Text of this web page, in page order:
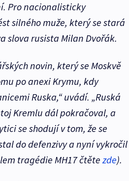
Pro nacionalisticky
silného muže, který se stará
slova rusista Milan Dvořák.
novin, který se Moskvě
po anexi Krymu, kdy
Ruska,“ uvádí. „Ruská
Kremlu dál pokračoval, a
se shodují v tom, že se
do defenzivy a nyní vykročil
tragédie MH17 čtětezde).